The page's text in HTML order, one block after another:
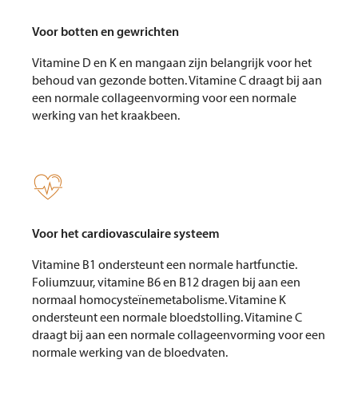
Voor botten en gewrichten
Vitamine D en K en mangaan zijn belangrijk voor het
behoud van gezonde botten. Vitamine C draagt bij aan
een normale collageenvorming voor een normale
werking van het kraakbeen.

Voor het cardiovasculaire systeem
Vitamine B1 ondersteunt een normale hartfunctie.
Foliumzuur, vitamine B6 en B12 dragen bij aan een
normaal homocysteïnemetabolisme. Vitamine K
ondersteunt een normale bloedstolling. Vitamine C
draagt bij aan een normale collageenvorming voor een
normale werking van de bloedvaten.